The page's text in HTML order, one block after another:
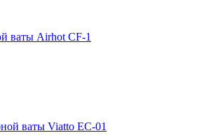
ваты Airhot CF-1